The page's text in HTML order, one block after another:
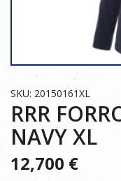
SKU: 20150161XL
RRR
NAVY XL
12,700 €